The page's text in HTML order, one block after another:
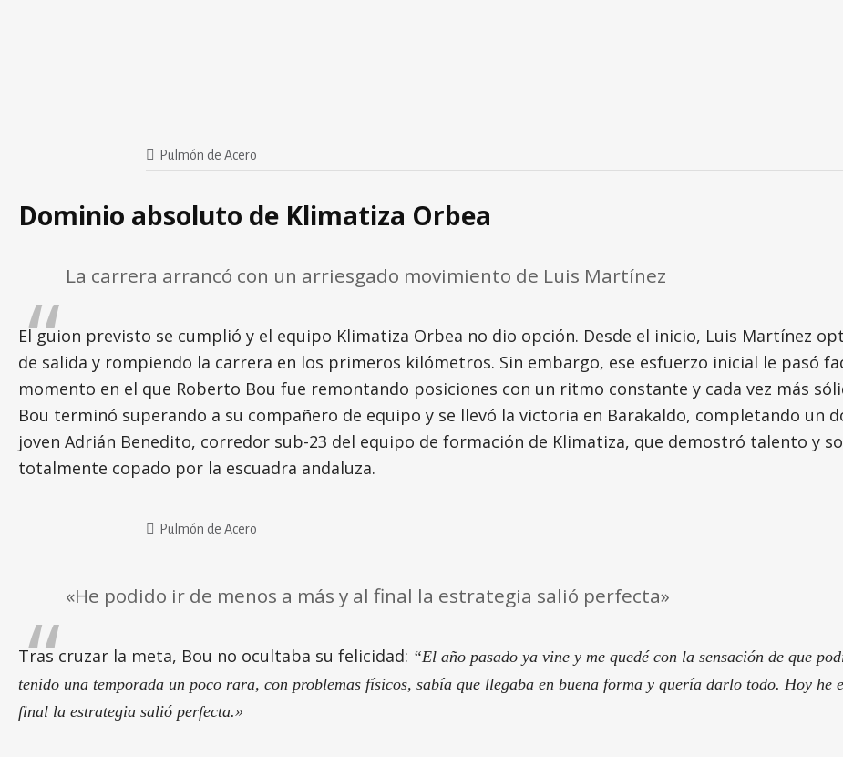
Pulmón de Acero
Dominio absoluto de Klimatiza Orbea
La carrera arrancó con un arriesgado movimiento de Luis Martínez
El guion previsto se cumplió y el equipo Klimatiza Orbea no dio opción. Desde el inicio, Luis Martínez
de salida y rompiendo la carrera en los primeros kilómetros. Sin embargo, ese esfuerzo inicial le pasó
momento en el que Roberto Bou fue remontando posiciones con un ritmo constante y cada vez más
Bou terminó superando a su compañero de equipo y se llevó la victoria en Barakaldo, completando
joven Adrián Benedito, corredor sub-23 del equipo de formación de Klimatiza, que demostró talento y
totalmente copado por la escuadra andaluza.
Pulmón de Acero
«He podido ir de menos a más y al final la estrategia salió perfecta»
Tras cruzar la meta, Bou no ocultaba su felicidad: “El año pasado ya vine y me quedé con la sensación de que
tenido una temporada un poco rara, con problemas físicos, sabía que llegaba en buena forma y quería darlo todo. Hoy
final la estrategia salió perfecta.»